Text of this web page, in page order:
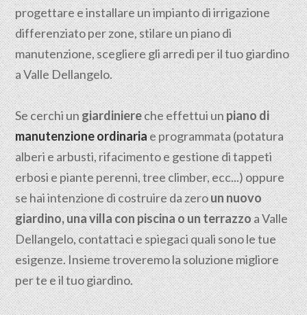
progettare e installare un impianto di irrigazione
differenziato per zone, stilare un piano di
manutenzione, scegliere gli arredi per il tuo giardino
a Valle Dellangelo.
Se cerchi ungiardiniereche effettui unpiano di
manutenzione ordinariae programmata (potatura
alberi e arbusti, rifacimento e gestione di tappeti
erbosi e piante perenni, tree climber, ecc...) oppure
se hai intenzione di costruire da zeroun nuovo
giardino, una villa con piscina o un terrazzoa Valle
Dellangelo, contattaci e spiegaci quali sono le tue
esigenze. Insieme troveremo la soluzione migliore
per te e il tuo giardino.